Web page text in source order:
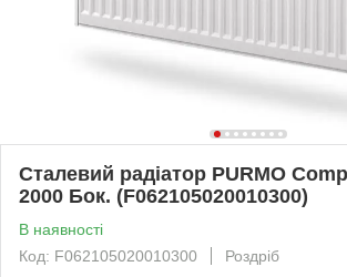
Сталевий радіатор PURMO
2000 Бок. (F062105020010300)
В наявності
Код: F062105020010300
Роздріб